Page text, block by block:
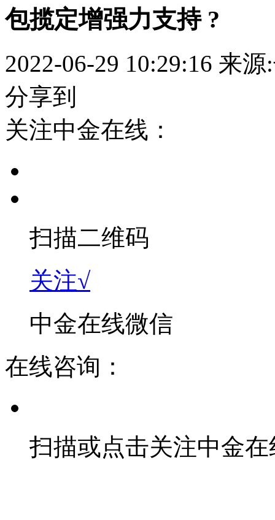
包揽定增强力支持 ?
2022-06-29 10:29:16 来源
分享到
关注中金在线：
扫描二维码
关注√
中金在线微信
在线咨询：
扫描或点击关注中金